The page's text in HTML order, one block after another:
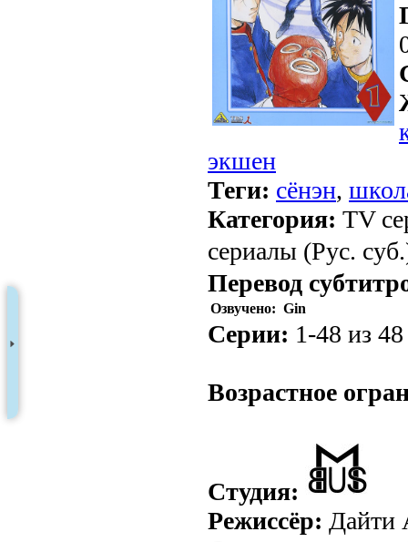
экшен
Теги: сёнэн,
Категория: TV
сериалы (Рус.
Перевод
Озвучено: Gin
Серии: 1-48 из
Возрастное
Студия:
Режиссёр: Дайти